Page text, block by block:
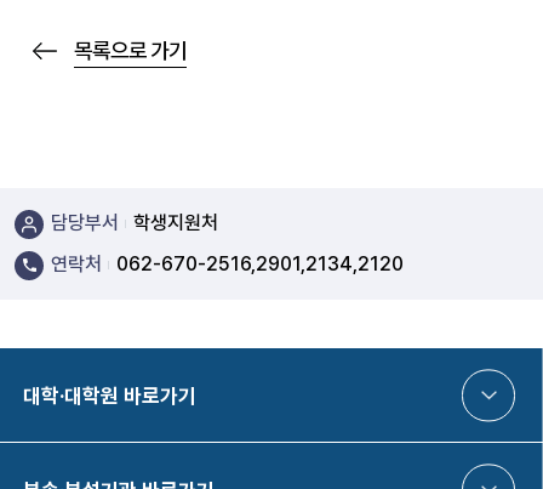
목록으로 가기
담당부서
학생지원처
연락처
062-670-2516,2901,2134,2120
대학·대학원 바로가기